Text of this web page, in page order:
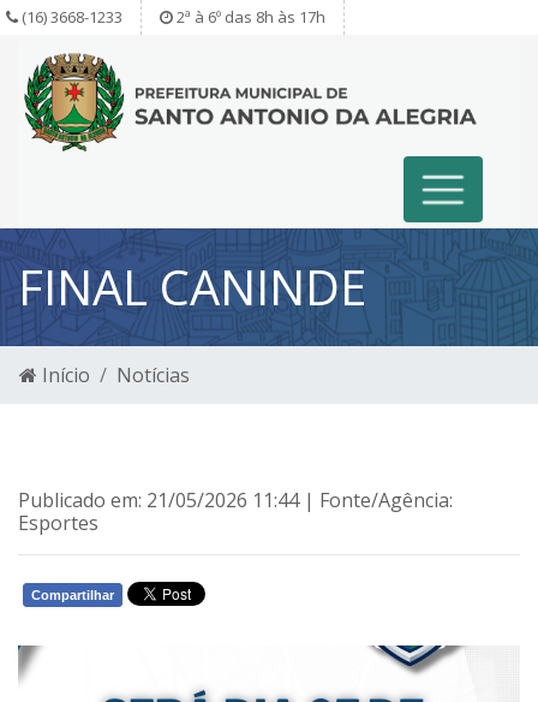
(16) 3668-1233 2ª à 6º das 8h às 17h
FINAL CANINDE
Início Notícias
Publicado em: 21/05/2026 11:44 | Fonte/Agência:
Esportes
Compartilhar